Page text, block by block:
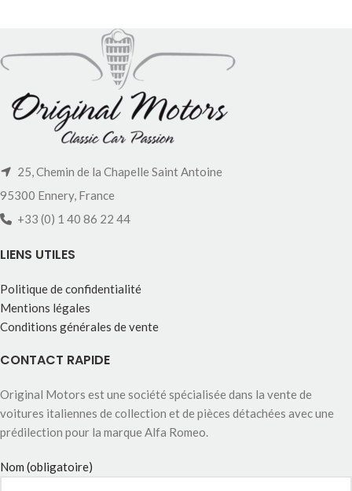
25, Chemin de la Chapelle Saint Antoine
95300 Ennery, France
+33 (0) 1 40 86 22 44
LIENS UTILES
Politique de confidentialité
Mentions légales
Conditions générales de vente
CONTACT RAPIDE
Original Motors est une société spécialisée dans la vente de
voitures italiennes de collection et de pièces détachées avec une
prédilection pour la marque Alfa Romeo.
Nom (obligatoire)